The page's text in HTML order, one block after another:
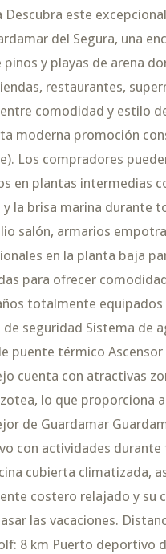
Descubra este
del Segura, una
y playas de arena
restaurantes,
comodidad y estilo
moderna promoción
Los compradores
en plantas intermedias
la brisa marina durante
salón, armarios
en la planta baja
para ofrecer
totalmente
seguridad Sistema de
puente térmico
cuenta con atractivas
lo que proporciona
de Guardamar
con actividades
cubierta climatizada,
costero relajado y su
las vacaciones.
8 km Puerto